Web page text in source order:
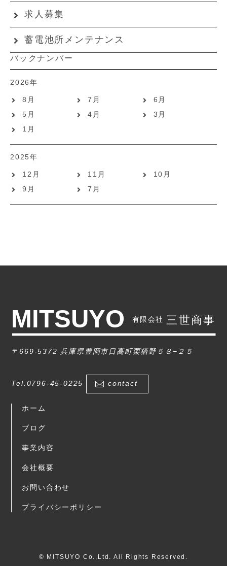
蓄電池所メンテナンス
求人募集
バックナンバー
2026年
8月 7月
6月
5月
4月
3月
1月
2025年
12月 11月
10月
9月
7月
〒669-5372 兵庫県豊岡市日高町栗栖野５８−２５
Tel.0796-45-0225 contact
ホーム
ブログ
事業内容
会社概要
お問い合わせ
プライバシーポリシー
© MITSUYO Co.,Ltd. All Rights Reserved.